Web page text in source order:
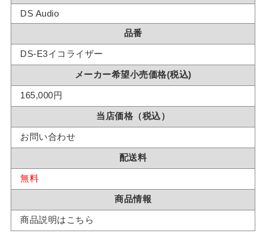
DS Audio
品番
DS-E3イコライザー
メーカー希望小売価格(税込)
165,000円
当店価格（税込）
お問い合わせ
配送料
無料
商品情報
商品説明はこちら